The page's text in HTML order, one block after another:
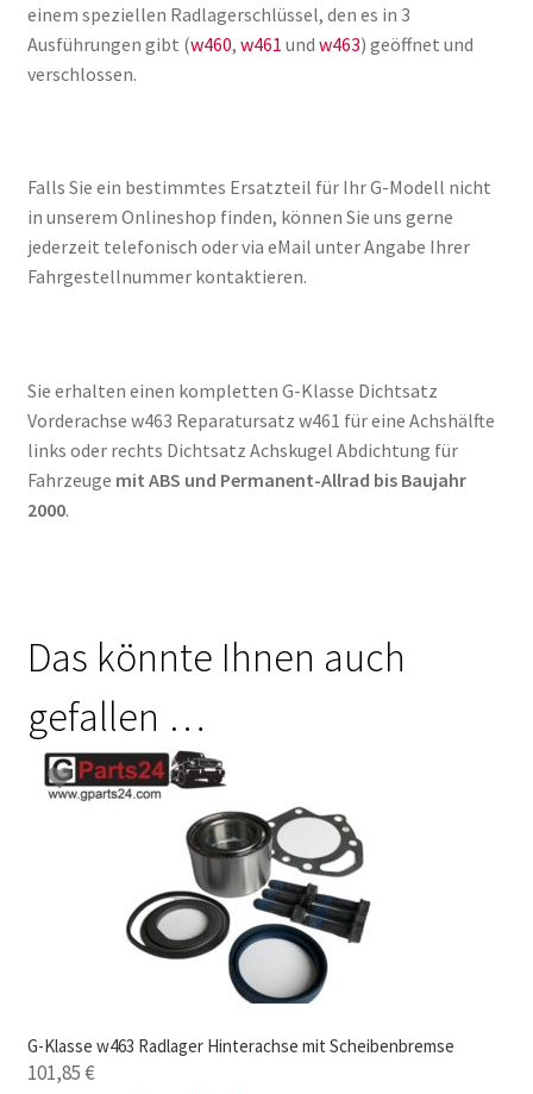
einem speziellen Radlagerschlüssel, den es in 3
Ausführungen gibt (w460, w461 und w463) geöffnet und
verschlossen.
Falls Sie ein bestimmtes Ersatzteil für Ihr G-Modell nicht
in unserem Onlineshop finden, können Sie uns gerne
jederzeit telefonisch oder via eMail unter Angabe Ihrer
Fahrgestellnummer kontaktieren.
Sie erhalten einen kompletten G-Klasse Dichtsatz
Vorderachse w463 Reparatursatz w461 für eine Achshälfte
links oder rechts Dichtsatz Achskugel Abdichtung für
Fahrzeuge mit ABS und Permanent-Allrad bis Baujahr
2000.
Das könnte Ihnen auch
gefallen …
G-Klasse w463 Radlager Hinterachse mit Scheibenbremse
101,85€